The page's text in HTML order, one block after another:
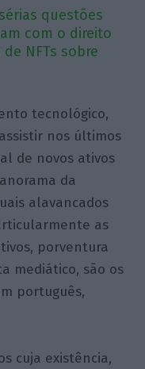
questões
com o direito
NFTs sobre
tecnológico,
nos últimos
de novos ativos
da
alavancados
as
porventura
mediático, são os
português,
cuja existência,